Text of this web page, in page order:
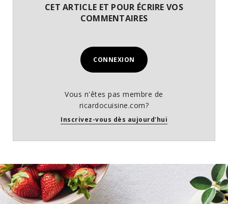
CET ARTICLE ET POUR ÉCRIRE VOS
COMMENTAIRES
CONNEXION
Vous n'êtes pas membre de
ricardocuisine.com?
Inscrivez-vous dès aujourd'hui